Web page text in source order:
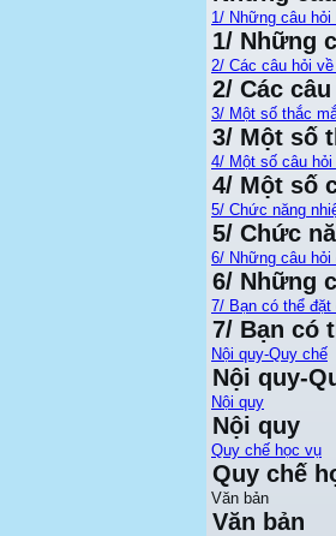
1/ Những câu
1/ Những
2/ Các câu hỏi
2/ Các
3/ Một số thắc
3/ Một số
4/ Một số câu
4/ Một số
5/ Chức năng
5/ Chức
6/ Những câu hỏi
6/ Những
7/ Bạn có thể
7/ Bạn có
Nội quy-Quy chế
Nội quy-
Nội quy
Nội quy
Quy chế học vụ
Quy chế
Văn bản
Văn bản